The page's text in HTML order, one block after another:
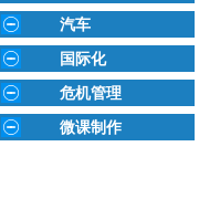
汽车
国际化
危机管理
微课制作